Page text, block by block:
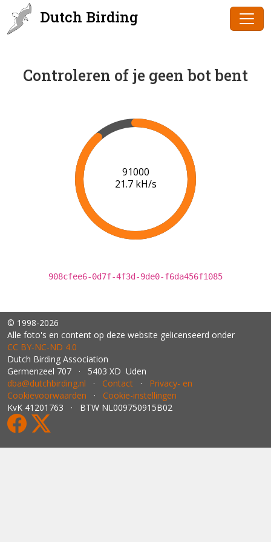
Dutch Birding
Controleren of je geen bot bent
93000
21.0 kH/s
908cfee6-0d7f-4f3d-9de0-f6da456f1085
© 1998-2026
Alle foto's en content op deze website gelicenseerd onder
CC BY‑NC‑ND 4.0
Dutch Birding Association
Germenzeel 707 · 5403 XD Uden
dba@dutchbirding.nl · Contact · Privacy- en
Cookievoorwaarden · Cookie-instellingen
KvK 41201763 · BTW NL009750915B02